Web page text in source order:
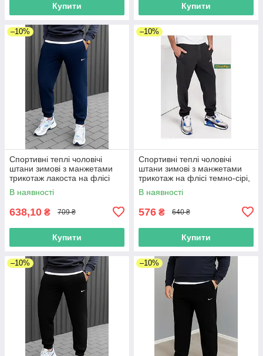
Купити Купити
–10%
Спортивні теплі чоловічі
штани зимові з манжетами
трикотаж лакоста на флісі
темно-сині Великі розміри
(56-64)
В наявності
638,10 ₴ 709 ₴
Купити
–10%
Спортивні теплі чоловічі
штани зимові з манжетами
трикотаж на флісі темно-сірі,
великі розміри (56-64)
В наявності
576 ₴ 640 ₴
Купити
–10% –10%